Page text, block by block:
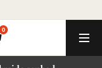
Winkelmand
0